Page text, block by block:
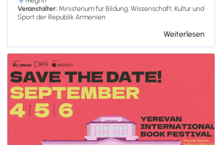
Veranstalter: Ministerium für Bildung, Wissenschaft, Kultur und
Sport der Republik Armenien
Weiterlesen